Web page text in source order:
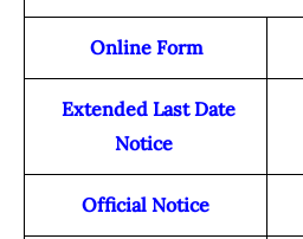
Online Form
Extended Last Date
Notice
Official Notice